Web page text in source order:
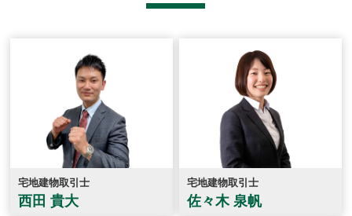
宅地建物取引士
西田 貴大
宅地建物取引士
佐々木 泉帆